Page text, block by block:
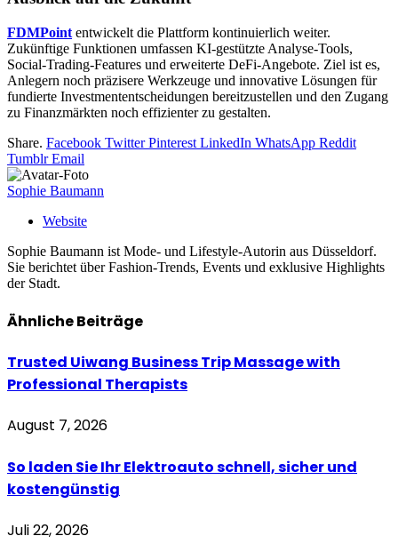
FDMPoint entwickelt die Plattform kontinuierlich weiter.
Zukünftige Funktionen umfassen KI-gestützte Analyse-Tools,
Social-Trading-Features und erweiterte DeFi-Angebote. Ziel ist es,
Anlegern noch präzisere Werkzeuge und innovative Lösungen für
fundierte Investmententscheidungen bereitzustellen und den Zugang
zu Finanzmärkten noch effizienter zu gestalten.
Share. Facebook Twitter Pinterest LinkedIn WhatsApp Reddit
Tumblr Email
Sophie Baumann
Website
Sophie Baumann ist Mode- und Lifestyle-Autorin aus Düsseldorf.
Sie berichtet über Fashion-Trends, Events und exklusive Highlights
der Stadt.
ÄhnlicheBeiträge
Trusted Uiwang Business Trip Massage with
Professional Therapists
August 7, 2026
So laden Sie Ihr Elektroauto schnell, sicher und
kostengünstig
Juli 22, 2026